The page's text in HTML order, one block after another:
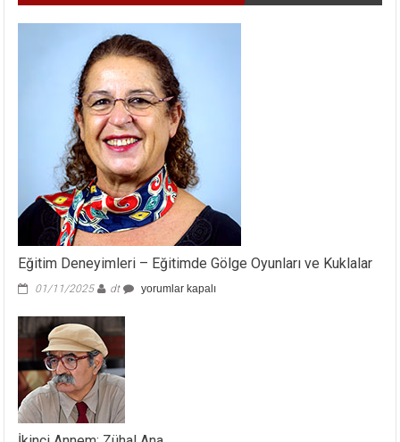
Eğitim Deneyimleri – Eğitimde Gölge Oyunları ve Kuklalar
01/11/2025 dt
Eğitim
yorumlar kapalı